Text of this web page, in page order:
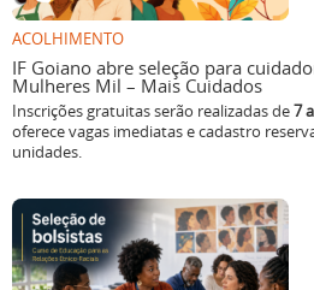
ACOLHIMENTO
IF Goiano abre seleção para
Mulheres Mil – Mais Cuidados
Inscrições gratuitas serão realizadas de7
oferece vagas imediatas e cadastro
unidades.